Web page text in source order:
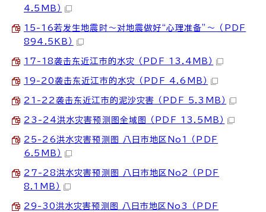
4.5MB）
15-16若发生地震时～对地震做好“心理准备”～
（PDF
894.5KB）
17-18袭击东近江市的水灾 （PDF 13.4MB）
19-20袭击东近江市的水灾 （PDF 4.6MB）
21-22袭击东近江市的泥沙灾害 （PDF 5.3MB）
23-24洪水灾害预测图全域图 （PDF 13.5MB）
25-26洪水灾害预测图 八日市地区No1
（PDF
6.5MB）
27-28洪水灾害预测图 八日市地区No2
（PDF
8.1MB）
29-30洪水灾害预测图 八日市地区No3
（PDF